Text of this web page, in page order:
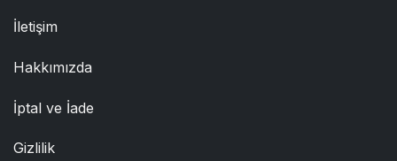
İletişim
Hakkımızda
İptal ve İade
Gizlilik